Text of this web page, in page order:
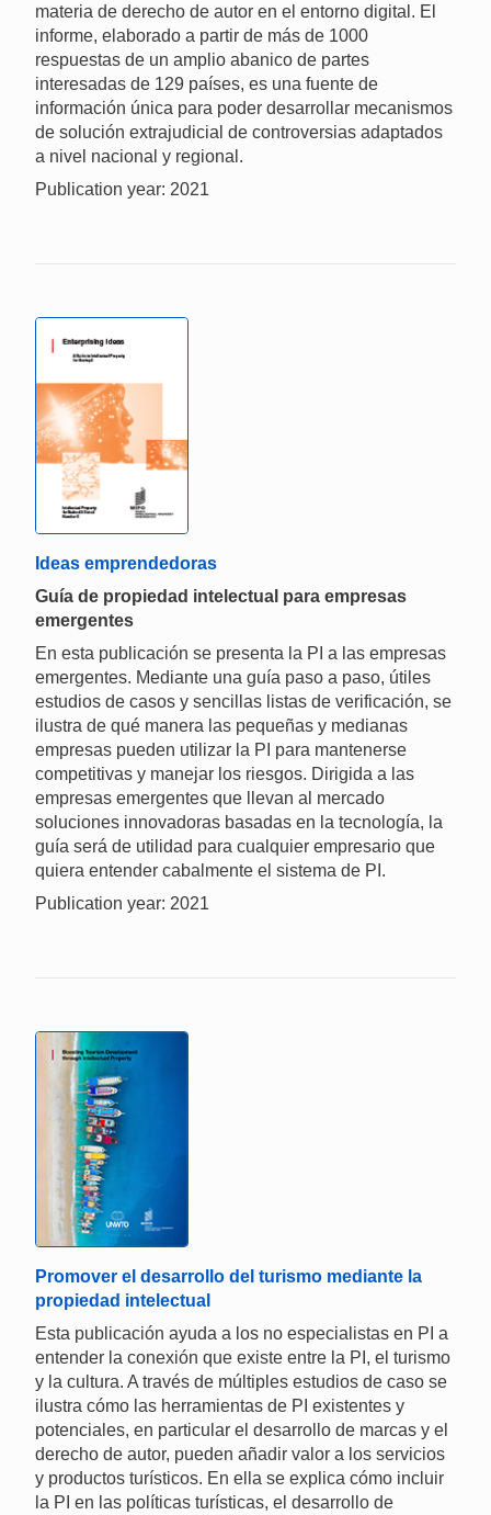
materia de derecho de autor en el entorno digital. El
informe, elaborado a partir de más de 1000
respuestas de un amplio abanico de partes
interesadas de 129 países, es una fuente de
información única para poder desarrollar mecanismos
de solución extrajudicial de controversias adaptados
a nivel nacional y regional.
Publication year: 2021
Ideas emprendedoras
Guía de propiedad intelectual para empresas
emergentes
En esta publicación se presenta la PI a las empresas
emergentes. Mediante una guía paso a paso, útiles
estudios de casos y sencillas listas de verificación, se
ilustra de qué manera las pequeñas y medianas
empresas pueden utilizar la PI para mantenerse
competitivas y manejar los riesgos. Dirigida a las
empresas emergentes que llevan al mercado
soluciones innovadoras basadas en la tecnología, la
guía será de utilidad para cualquier empresario que
quiera entender cabalmente el sistema de PI.
Publication year: 2021
Promover el desarrollo del turismo mediante la
propiedad intelectual
Esta publicación ayuda a los no especialistas en PI a
entender la conexión que existe entre la PI, el turismo
y la cultura. A través de múltiples estudios de caso se
ilustra cómo las herramientas de PI existentes y
potenciales, en particular el desarrollo de marcas y el
derecho de autor, pueden añadir valor a los servicios
y productos turísticos. En ella se explica cómo incluir
la PI en las políticas turísticas, el desarrollo de